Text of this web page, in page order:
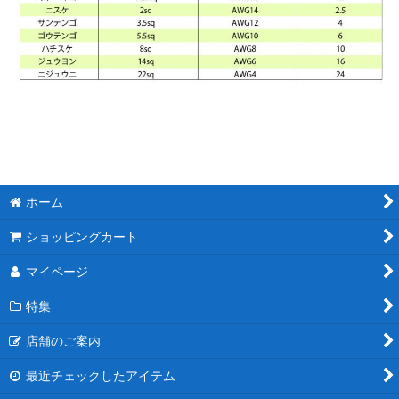
ホーム
ショッピングカート
マイページ
特集
店舗のご案内
最近チェックしたアイテム